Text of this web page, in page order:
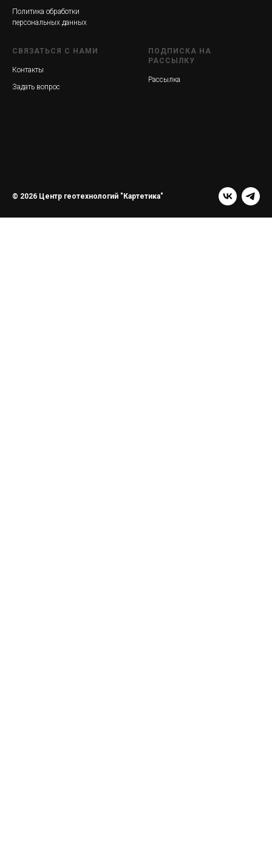
Политика обработки
персональных данных
СВЯЗАТЬСЯ С НАМИ
Контакты
Задать вопрос
ПОДПИСКА НА
РАССЫЛКУ
Рассылка
© 2026 Центр геотехнологий "Картетика"